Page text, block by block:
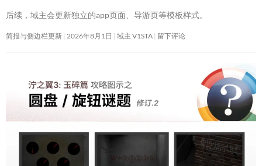
后续，域主会更新独立的app页面、导游页等模板样式。
简报与侧边栏更新 2026年8月1日 域主 V1STA 留下评论